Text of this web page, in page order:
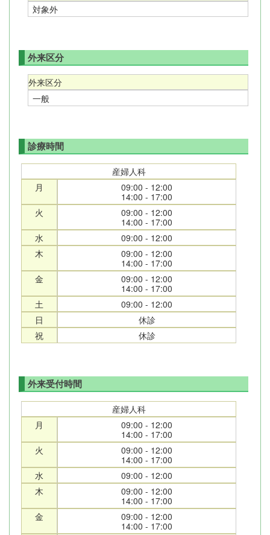
対象外
外来区分
外来区分
一般
診療時間
産婦人科
月
09:00 - 12:00
14:00 - 17:00
火
09:00 - 12:00
14:00 - 17:00
水
09:00 - 12:00
木
09:00 - 12:00
14:00 - 17:00
金
09:00 - 12:00
14:00 - 17:00
土
09:00 - 12:00
日
休診
祝
休診
外来受付時間
産婦人科
月
09:00 - 12:00
14:00 - 17:00
火
09:00 - 12:00
14:00 - 17:00
水
09:00 - 12:00
木
09:00 - 12:00
14:00 - 17:00
金
09:00 - 12:00
14:00 - 17:00